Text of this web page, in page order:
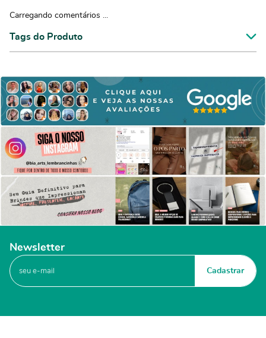
Carregando comentários ...
Tags do Produto
Newsletter
Cadastrar